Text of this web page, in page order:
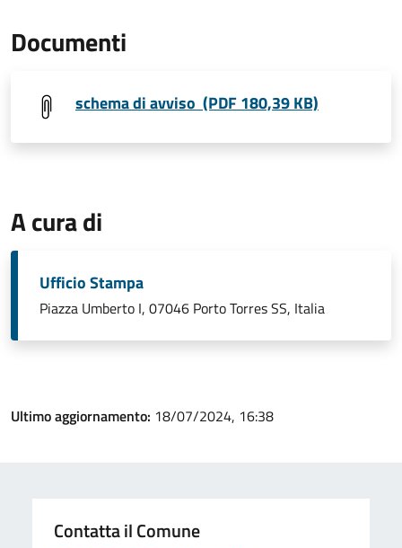
Documenti
schema di avviso (PDF 180,39 KB)
A cura di
Ufficio Stampa
Piazza Umberto I, 07046 Porto Torres SS, Italia
Ultimo aggiornamento: 18/07/2024, 16:38
Contatta il Comune